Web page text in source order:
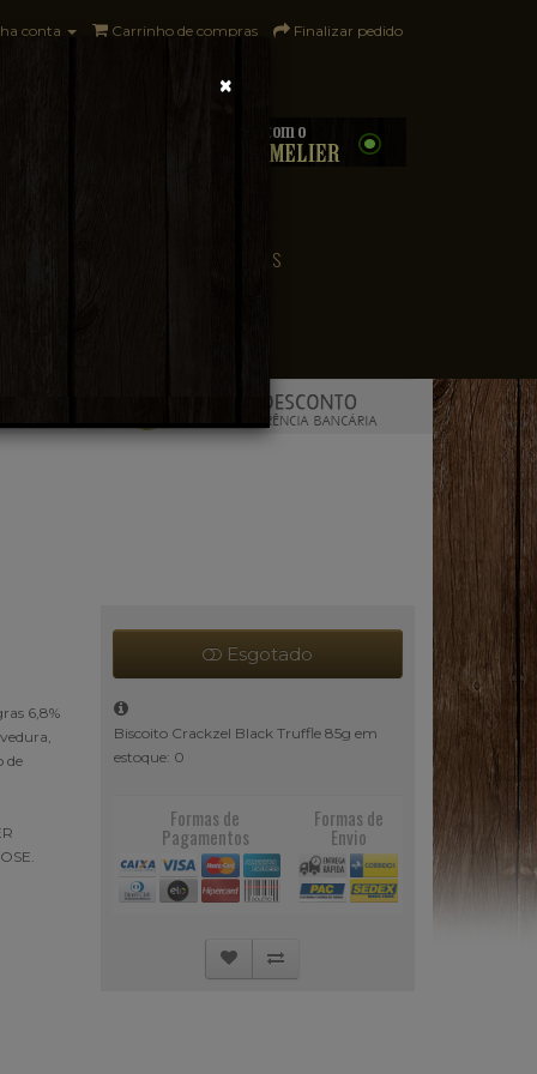
conta Carrinho de compras Finalizar pedido
PAÍSES
6,8%
de
Esgotado
Biscoito Crackzel Black Truffle 85g em
estoque: 0
Formas de
Pagamentos
Formas de
Envio
×